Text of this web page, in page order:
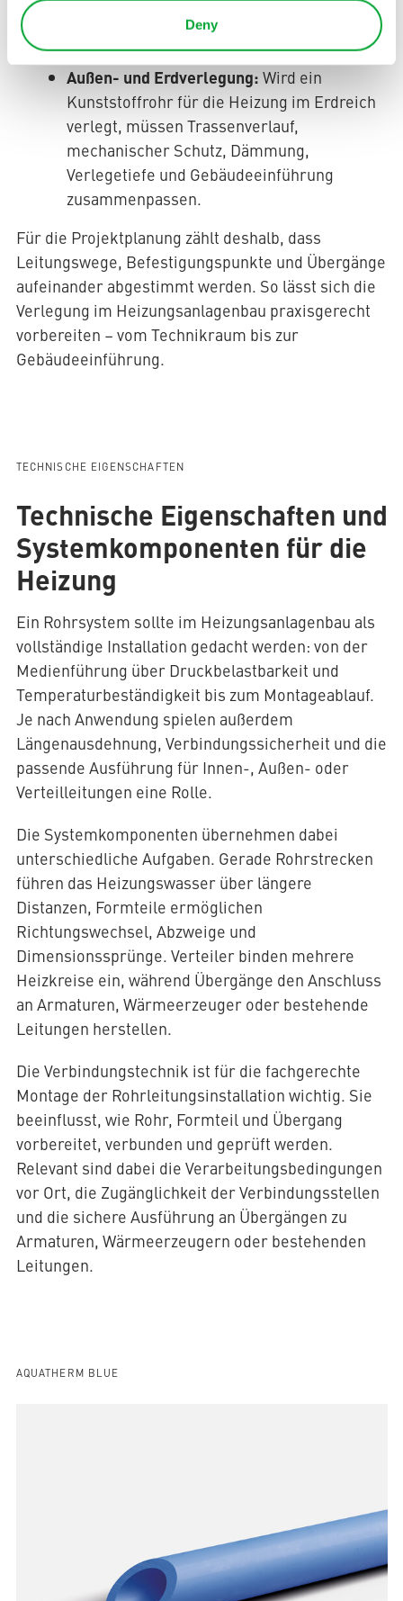
Deny
Armaturen oder metallische Komponenten
angeschlossen werden.
Außen- und Erdverlegung: Wird ein
Kunststoffrohr für die Heizung im Erdreich
verlegt, müssen Trassenverlauf,
mechanischer Schutz, Dämmung,
Verlegetiefe und Gebäudeeinführung
zusammenpassen.
Für die Projektplanung zählt deshalb, dass
Leitungswege, Befestigungspunkte und Übergänge
aufeinander abgestimmt werden. So lässt sich die
Verlegung im Heizungsanlagenbau praxisgerecht
vorbereiten – vom Technikraum bis zur
Gebäudeeinführung.
TECHNISCHE EIGENSCHAFTEN
Technische Eigenschaften und
Systemkomponenten für die
Heizung
Ein Rohrsystem sollte im Heizungsanlagenbau als
vollständige Installation gedacht werden: von der
Medienführung über Druckbelastbarkeit und
Temperaturbeständigkeit bis zum Montageablauf.
Je nach Anwendung spielen außerdem
Längenausdehnung, Verbindungssicherheit und die
passende Ausführung für Innen-, Außen- oder
Verteilleitungen eine Rolle.
Die Systemkomponenten übernehmen dabei
unterschiedliche Aufgaben. Gerade Rohrstrecken
führen das Heizungswasser über längere
Distanzen, Formteile ermöglichen
Richtungswechsel, Abzweige und
Dimensionssprünge. Verteiler binden mehrere
Heizkreise ein, während Übergänge den Anschluss
an Armaturen, Wärmeerzeuger oder bestehende
Leitungen herstellen.
Die Verbindungstechnik ist für die fachgerechte
Montage der Rohrleitungsinstallation wichtig. Sie
beeinflusst, wie Rohr, Formteil und Übergang
vorbereitet, verbunden und geprüft werden.
Relevant sind dabei die Verarbeitungsbedingungen
vor Ort, die Zugänglichkeit der Verbindungsstellen
und die sichere Ausführung an Übergängen zu
Armaturen, Wärmeerzeugern oder bestehenden
Leitungen.
AQUATHERM BLUE